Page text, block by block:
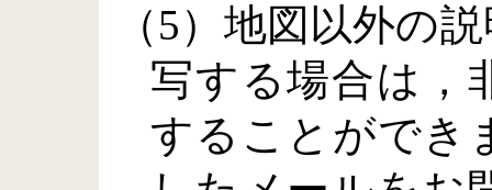
（5）地図以外の
写する場合は，
することができ